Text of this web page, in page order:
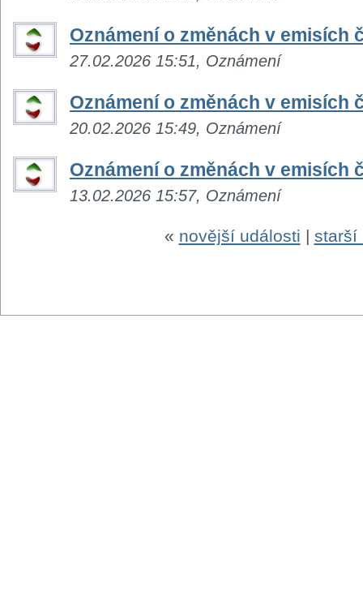
Oznámení o změnách v emisích
27.02.2026 15:51, Oznámení
Oznámení o změnách v emisích
20.02.2026 15:49, Oznámení
Oznámení o změnách v emisích
13.02.2026 15:57, Oznámení
« novější události | starší